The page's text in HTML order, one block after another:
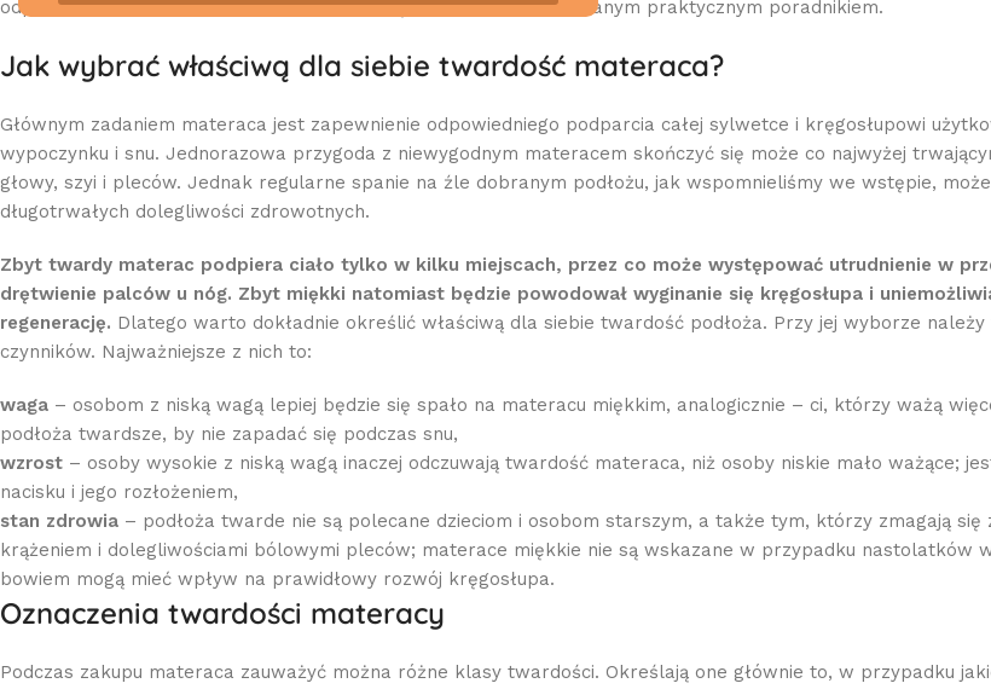
odpowiedzi na te pytania, warto zapoznać się z poniżej przygotowanym praktycznym poradnikiem.
Jak wybrać właściwą dla siebie twardość materaca?
Głównym zadaniem materaca jest zapewnienie odpowiedniego podparcia całej sylwetce i kręgosłupowi
wypoczynku i snu. Jednorazowa przygoda z niewygodnym materacem skończyć się może co najwyżej
głowy, szyi i pleców. Jednak regularne spanie na źle dobranym podłożu, jak wspomnieliśmy we wstępie,
długotrwałych dolegliwości zdrowotnych.
Zbyt twardy materac podpiera ciało tylko w kilku miejscach, przez co może występować utrudnienie w
drętwienie palców u nóg. Zbyt miękki natomiast będzie powodował wyginanie się kręgosłupa i
regenerację. Dlatego warto dokładnie określić właściwą dla siebie twardość podłoża. Przy jej wyborze
czynników. Najważniejsze z nich to:
waga – osobom z niską wagą lepiej będzie się spało na materacu miękkim, analogicznie – ci, którzy ważą
podłoża twardsze, by nie zapadać się podczas snu,
wzrost – osoby wysokie z niską wagą inaczej odczuwają twardość materaca, niż osoby niskie mało ważące;
nacisku i jego rozłożeniem,
stan zdrowia – podłoża twarde nie są polecane dzieciom i osobom starszym, a także tym, którzy zmagają się
krążeniem i dolegliwościami bólowymi pleców; materace miękkie nie są wskazane w przypadku nastolatków
bowiem mogą mieć wpływ na prawidłowy rozwój kręgosłupa.
Oznaczenia twardości materacy
Podczas zakupu materaca zauważyć można różne klasy twardości. Określają one głównie to, w przypadku